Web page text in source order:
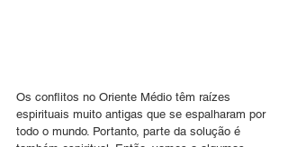
Os conflitos no Oriente Médio têm raízes
espirituais muito antigas que se espalharam por
todo o mundo. Portanto, parte da solução é